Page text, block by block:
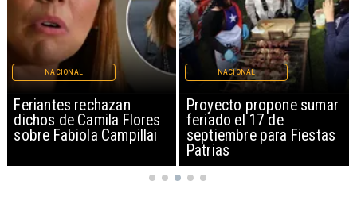
Proyecto propone sumar
feriado el 17 de
septiembre para Fiestas
NACIONAL
IPC de julio aumenta
0,1% por alimentos y
vivienda
NACIONAL